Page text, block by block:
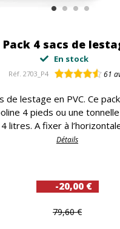
Pack 4 sacs de
En stock
Réf. 2703_P4 61
de lestage en PVC. Ce
4 pieds ou une
litres. A fixer à
Détails
-20,00 €
79,60 €